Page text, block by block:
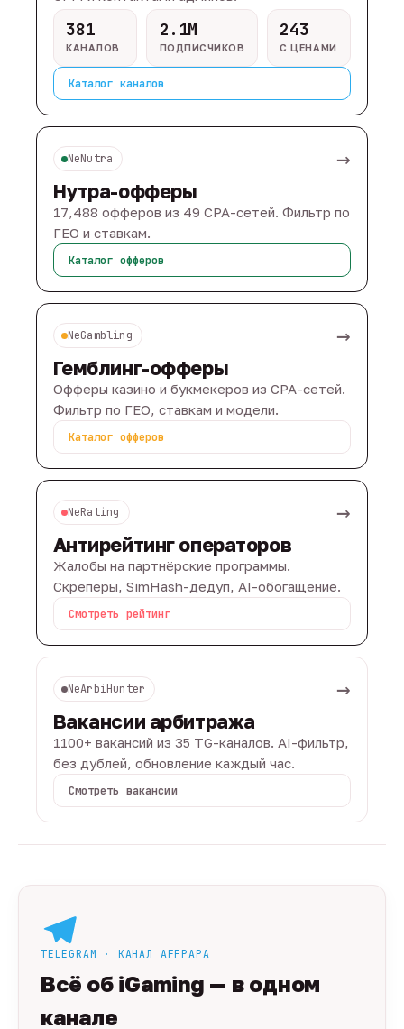
381
КАНАЛОВ
2.1M
ПОДПИСЧИКОВ
243
С ЦЕНАМИ
Каталог каналов
NeNutra →
Нутра-офферы
17,488 офферов из 49 CPA-сетей. Фильтр по
ГЕО и ставкам.
Каталог офферов
NeGambling →
Гемблинг-офферы
Офферы казино и букмекеров из CPA-сетей.
Фильтр по ГЕО, ставкам и модели.
Каталог офферов
NeRating →
Антирейтинг операторов
Жалобы на партнёрские программы.
Скреперы, SimHash-дедуп, AI-обогащение.
Смотреть рейтинг
NeArbiHunter →
Вакансии арбитража
1100+ вакансий из 35 TG-каналов. AI-фильтр,
без дублей, обновление каждый час.
Смотреть вакансии
TELEGRAM · КАНАЛ AFFPAPA
Всё об iGaming — в одном
канале